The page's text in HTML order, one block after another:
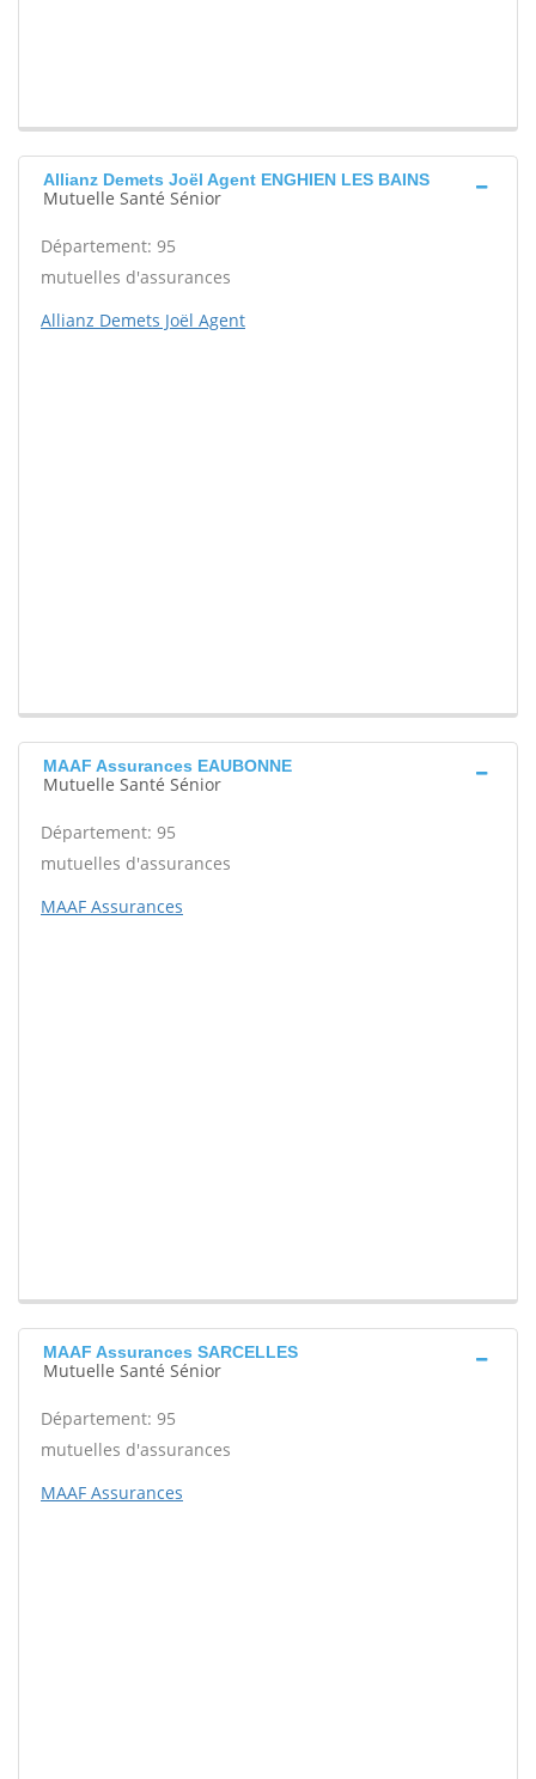
Allianz Demets Joël Agent ENGHIEN LES BAINS
Mutuelle Santé Sénior
Département: 95
mutuelles d'assurances
Allianz Demets Joël Agent
MAAF Assurances EAUBONNE
Mutuelle Santé Sénior
Département: 95
mutuelles d'assurances
MAAF Assurances
MAAF Assurances SARCELLES
Mutuelle Santé Sénior
Département: 95
mutuelles d'assurances
MAAF Assurances